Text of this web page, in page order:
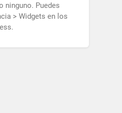
ninguno. Puedes
> Widgets en los